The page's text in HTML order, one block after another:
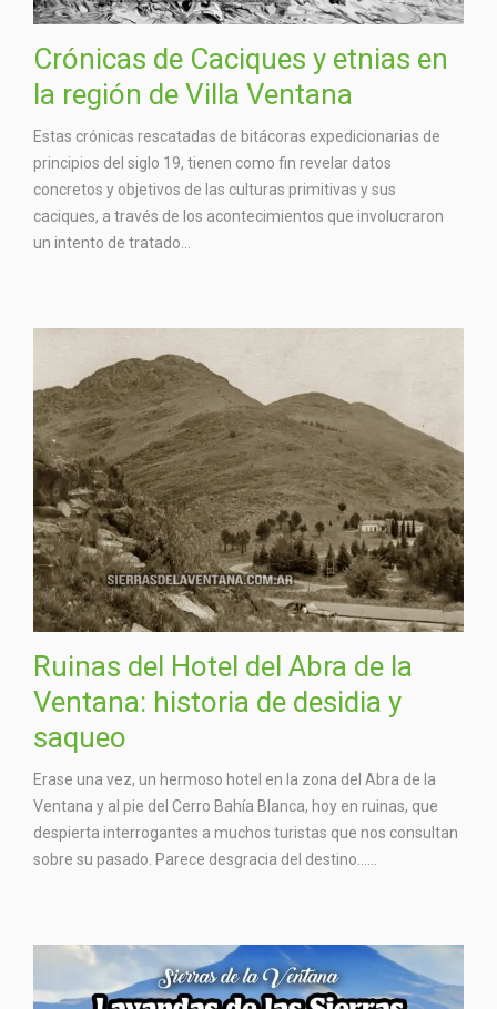
Crónicas de Caciques y etnias en
la región de Villa Ventana
Estas crónicas rescatadas de bitácoras expedicionarias de
principios del siglo 19, tienen como fin revelar datos
concretos y objetivos de las culturas primitivas y sus
caciques, a través de los acontecimientos que involucraron
un intento de tratado...
Ruinas del Hotel del Abra de la
Ventana: historia de desidia y
saqueo
Erase una vez, un hermoso hotel en la zona del Abra de la
Ventana y al pie del Cerro Bahía Blanca, hoy en ruinas, que
despierta interrogantes a muchos turistas que nos consultan
sobre su pasado. Parece desgracia del destino…...